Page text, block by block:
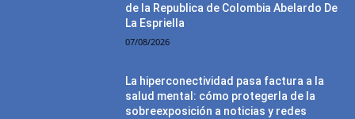
de la Republica de Colombia Abelardo De
La Espriella
07/08/2026
La hiperconectividad pasa factura a la
salud mental: cómo protegerla de la
sobreexposición a noticias y redes